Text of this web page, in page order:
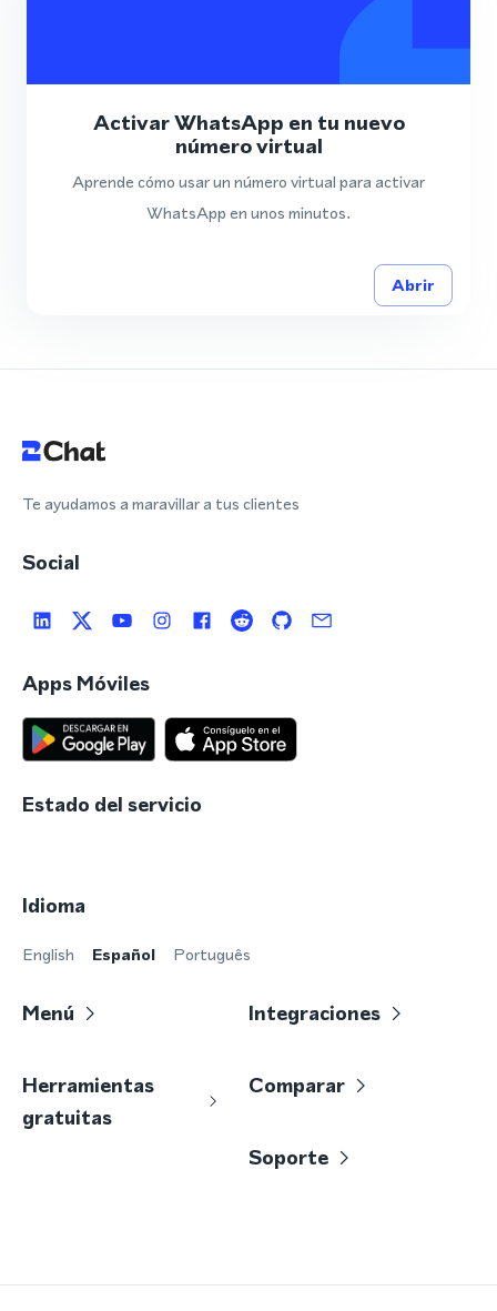
Activar WhatsApp en tu nuevo
número virtual
Aprende cómo usar un número virtual para activar
WhatsApp en unos minutos.
Abrir
Te ayudamos a maravillar a tus clientes
Social
Apps Móviles
Estado del servicio
Idioma
English Español Português
Menú Integraciones
Herramientas
gratuitas
Comparar
Soporte